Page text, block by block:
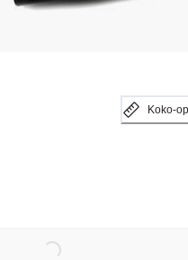
Koko-
Loading...